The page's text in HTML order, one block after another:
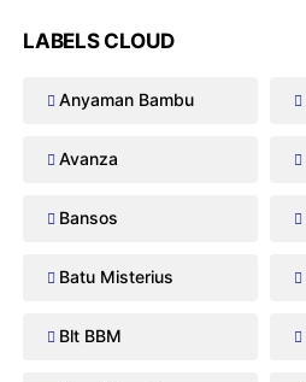
LABELS CLOUD
Anyaman Bambu
Avanza
Bansos
Batu Misterius
Blt BBM